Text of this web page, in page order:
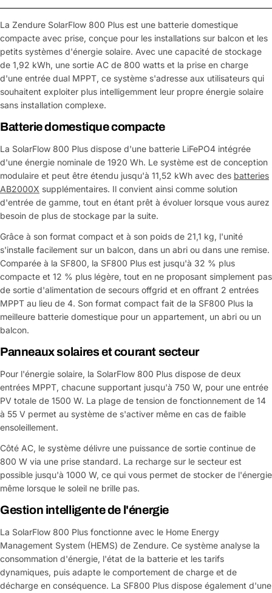
La Zendure SolarFlow 800 Plus est une batterie domestique
compacte avec prise, conçue pour les installations sur balcon et les
petits systèmes d'énergie solaire. Avec une capacité de stockage
de 1,92 kWh, une sortie AC de 800 watts et la prise en charge
d'une entrée dual MPPT, ce système s'adresse aux utilisateurs qui
souhaitent exploiter plus intelligemment leur propre énergie solaire
sans installation complexe.
Batterie domestique compacte
La SolarFlow 800 Plus dispose d'une batterie LiFePO4 intégrée
d'une énergie nominale de 1920 Wh. Le système est de conception
modulaire et peut être étendu jusqu'à 11,52 kWh avec des batteries
AB2000X supplémentaires. Il convient ainsi comme solution
d'entrée de gamme, tout en étant prêt à évoluer lorsque vous aurez
besoin de plus de stockage par la suite.
Grâce à son format compact et à son poids de 21,1 kg, l'unité
s'installe facilement sur un balcon, dans un abri ou dans une remise.
Comparée à la SF800, la SF800 Plus est jusqu'à 32 % plus
compacte et 12 % plus légère, tout en ne proposant simplement pas
de sortie d'alimentation de secours offgrid et en offrant 2 entrées
MPPT au lieu de 4. Son format compact fait de la SF800 Plus la
meilleure batterie domestique pour un appartement, un abri ou un
balcon.
Panneaux solaires et courant secteur
Pour l'énergie solaire, la SolarFlow 800 Plus dispose de deux
entrées MPPT, chacune supportant jusqu'à 750 W, pour une entrée
PV totale de 1500 W. La plage de tension de fonctionnement de 14
à 55 V permet au système de s'activer même en cas de faible
ensoleillement.
Côté AC, le système délivre une puissance de sortie continue de
800 W via une prise standard. La recharge sur le secteur est
possible jusqu'à 1000 W, ce qui vous permet de stocker de l'énergie
même lorsque le soleil ne brille pas.
Gestion intelligente de l'énergie
La SolarFlow 800 Plus fonctionne avec le Home Energy
Management System (HEMS) de Zendure. Ce système analyse la
consommation d'énergie, l'état de la batterie et les tarifs
dynamiques, puis adapte le comportement de charge et de
décharge en conséquence. La SF800 Plus dispose également d'une